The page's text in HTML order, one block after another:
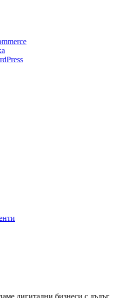
дигитални бизнеси с дълъг